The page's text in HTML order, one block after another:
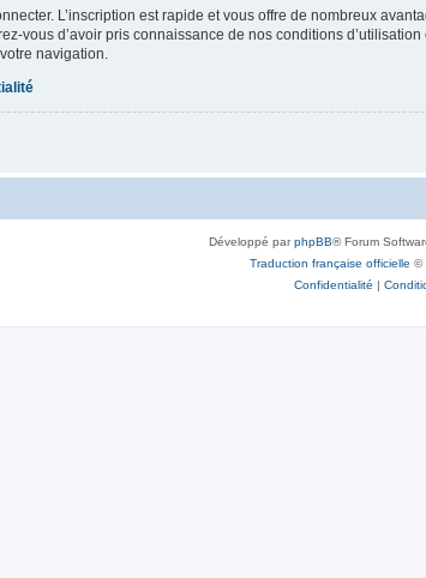
L’inscription est rapide et vous offre de nombreux
vous d’avoir pris connaissance de nos conditions
navigation.
Développé parphpBB® Forum
Traduction française officielle ©
Confidentialité |